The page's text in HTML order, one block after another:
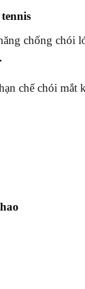
chống chói
chế chói mắt